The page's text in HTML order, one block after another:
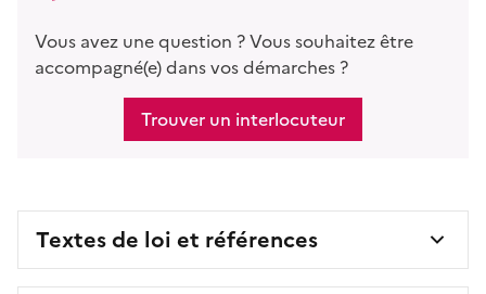
Vous avez une question ? Vous souhaitez être
accompagné(e) dans vos démarches ?
Trouver un interlocuteur
Textes de loi et références